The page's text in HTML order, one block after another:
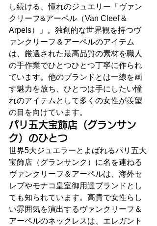
し続ける、憧れのジュエリー「ヴァン
クリーフ&アーペル（Van Cleef &
Arpels）」。独創的な世界観を持つヴ
ァンクリーフ＆アーペルのアイテム
は、厳選された最高品質の素材を職人
の手作業でひとつひとつ丁寧に作られ
ています。他のブランドとは一線を画
す魅力を放ち、ひとつは手にしたい憧
れのアイテムとして多くの女性が羨望
の目を向けています。
パリ五大宝飾店（グランサン
ク）のひとつ
世界5大ジュエラーとよばれるパリ五大
宝飾店（グランサンク）に名を連ねる
ヴァンクリーフ＆アーペルは、海外セ
レブやモナコ皇室御用達ブランドとし
ても知られています。高貴で女性らし
い雰囲気を演出するヴァンクリーフ＆
アーペルのネックレスは、エレガント